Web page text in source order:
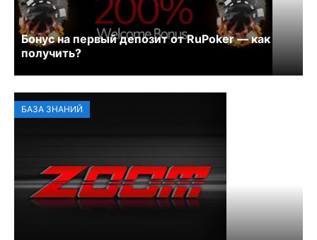
Бонус на первый депозит от RuPoker — как
получить?
БАЗА ЗНАНИЙ